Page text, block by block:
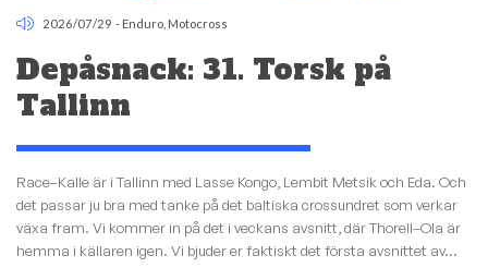
2026/07/29 - Enduro Motocross
Depåsnack: 31. Torsk på
Tallinn
Race–Kalle är i Tallinn med Lasse Kongo, Lembit Metsik och Eda. Och
det passar ju bra med tanke på det baltiska crossundret som verkar
växa fram. Vi kommer in på det i veckans avsnitt, där Thorell–Ola är
hemma i källaren igen. Vi bjuder er faktiskt det första avsnittet av...